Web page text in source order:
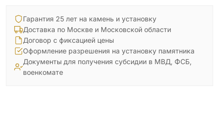
Гарантия 25 лет на камень и установку
Доставка по Москве и Московской области
Договор с фиксацией цены
Оформление разрешения на установку памятника
Документы для получения субсидии в МВД, ФСБ,
военкомате